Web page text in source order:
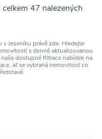
47 nalezených
Jeseníku právě zde. Hledejte
s denně aktualizovanou
dostupné filtrace nabídek na
ať se vybraná nemovitost co